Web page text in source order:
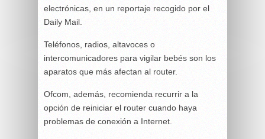
electrónicas, en un reportaje recogido por el
Daily Mail.
Teléfonos, radios, altavoces o
intercomunicadores para vigilar bebés son los
aparatos que más afectan al router.
Ofcom, además, recomienda recurrir a la
opción de reiniciar el router cuando haya
problemas de conexión a Internet.